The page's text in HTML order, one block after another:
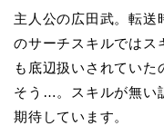
主人公の広田武。転送
のサーチスキルではス
も底辺扱いされていた
そう…。スキルが無い
期待しています。